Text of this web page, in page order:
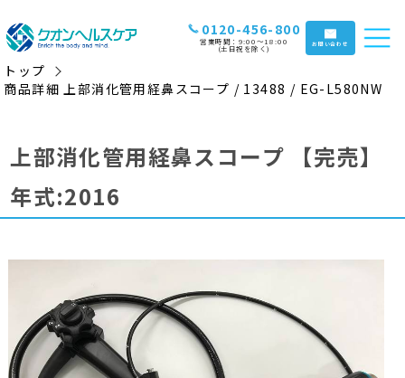
0120-456-800
営業時間：9:00〜18:00
(土日祝を除く) お問い合わせ
トップ
商品詳細 上部消化管用経鼻スコープ / 13488 / EG-L580NW
上部消化管用経鼻スコープ
【完売】
年式:2016